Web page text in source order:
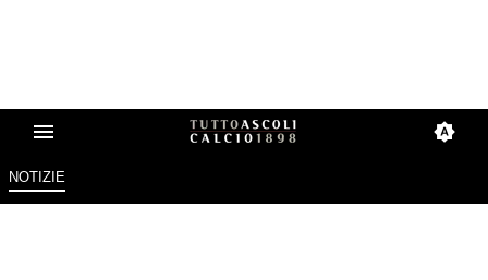
NOTIZIE